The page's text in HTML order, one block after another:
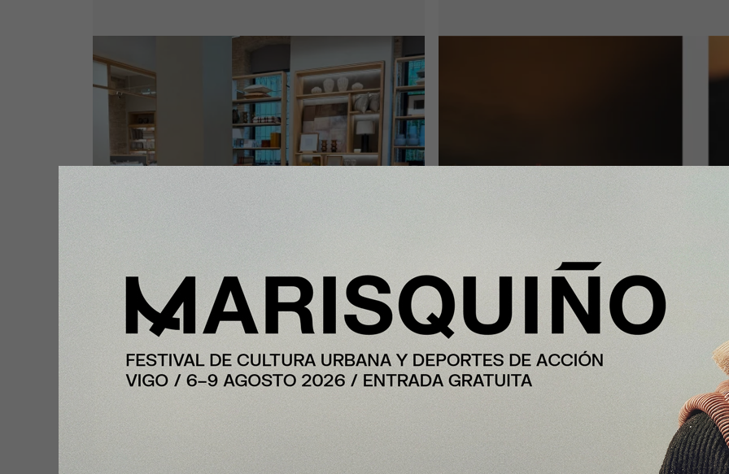
Enfoque
actividad de taller bajo el lema
“Relax. We care”
InfoArgentinos
Logística de alta tecnología:
Aeropuertos Argentina Cargas
IA para blindar la carga aérea (en
Córdoba y 5 terminales más)